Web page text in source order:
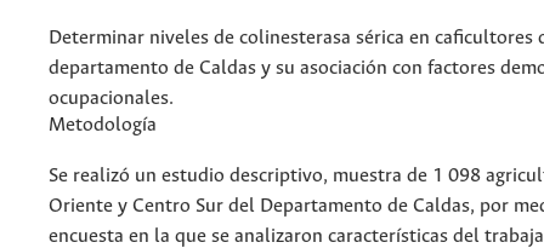
Determinar niveles de colinesterasa sérica en caficultores
departamento de Caldas y su asociación con factores
ocupacionales.
Metodología
Se realizó un estudio descriptivo, muestra de 1 098
Oriente y Centro Sur del Departamento de Caldas, por
encuesta en la que se analizaron características del